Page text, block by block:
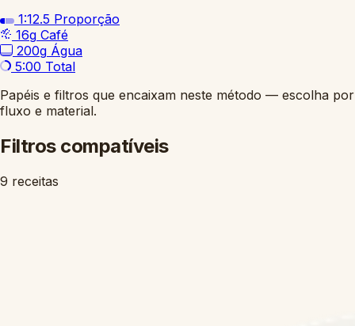
1:12.5 Proporção
16g Café
200g Água
5:00 Total
Papéis e filtros que encaixam neste método — escolha por
fluxo e material.
Filtros compatíveis
9 receitas